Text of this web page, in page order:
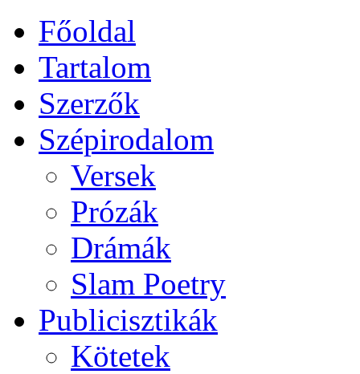
Főoldal
Tartalom
Szerzők
Szépirodalom
Versek
Prózák
Drámák
Slam Poetry
Publicisztikák
Kötetek